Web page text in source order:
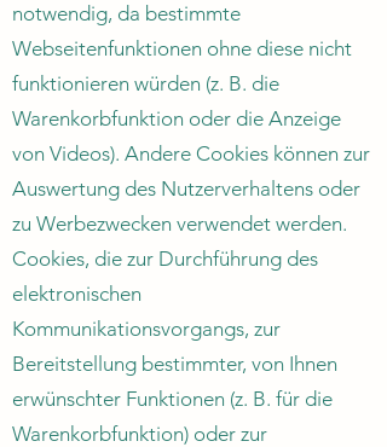
notwendig, da bestimmte
Webseitenfunktionen ohne diese nicht
funktionieren würden (z. B. die
Warenkorbfunktion oder die Anzeige
von Videos). Andere Cookies können zur
Auswertung des Nutzerverhaltens oder
zu Werbezwecken verwendet werden.
Cookies, die zur Durchführung des
elektronischen
Kommunikationsvorgangs, zur
Bereitstellung bestimmter, von Ihnen
erwünschter Funktionen (z. B. für die
Warenkorbfunktion) oder zur